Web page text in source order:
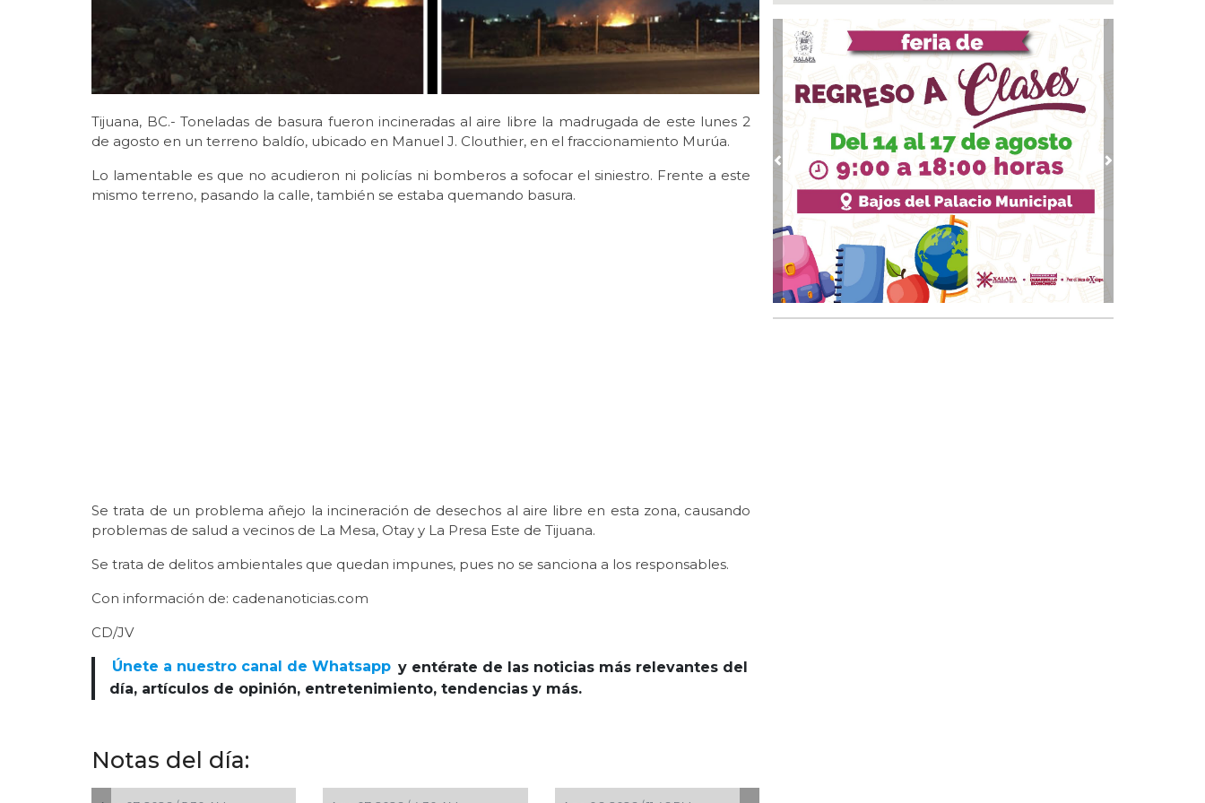
Tijuana, BC.- Toneladas de basura fueron incineradas al aire libre la madrugada de este lunes 2
de agosto en un terreno baldío, ubicado en Manuel J. Clouthier, en el fraccionamiento Murúa.
Lo lamentable es que no acudieron ni policías ni bomberos a sofocar el siniestro. Frente a este
mismo terreno, pasando la calle, también se estaba quemando basura.
Se trata de un problema añejo la incineración de desechos al aire libre en esta zona, causando
problemas de salud a vecinos de La Mesa, Otay y La Presa Este de Tijuana.
Se trata de delitos ambientales que quedan impunes, pues no se sanciona a los responsables.
Con información de: cadenanoticias.com
CD/JV
Únete a nuestro canal de Whatsapp y entérate de las noticias más relevantes del
día, artículos de opinión, entretenimiento, tendencias y más.
Notas del día:
teleradiocambiodigital festeja 17 años
Ago 06, 2026 / 18:00
Invita Ayuntamiento de Veracruz a disfrutar la
Temporada de Artes Veracruz “Escena Viva”
Ago 06, 2026 / 16:56
Gobierno de Boca del Río identifica puntos
críticos, exige a CAB soluciones definitivas a la
infraestructura hidráulica
Ago 06, 2026 / 15:53
Desfile de estrellas durante la alfombra roja en el
pre-estreno de “Loco México Mágico”
Ago 06, 2026 / 15:09
ADEEM Latina 2026 reunirá en Veracruz a los
grandes protagonistas del espectáculo mexicano
Garantiza Rosa María patrimonio de familias en
Previous Next